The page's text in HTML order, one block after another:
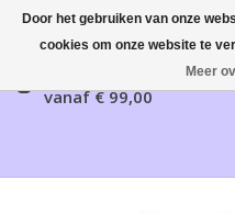
Gratis verzending
vanaf € 99,00
Home
Door het gebruiken van onze
cookies om onze website te
Meer